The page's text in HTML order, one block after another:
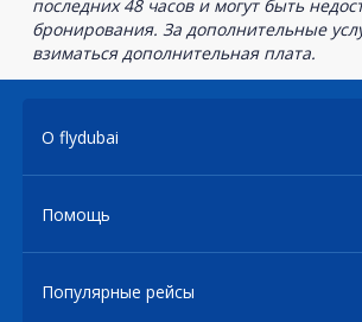
последних 48 часов и могут быть
бронирования. За дополнительные
взиматься дополнительная плата.
О flydubai
Помощь
Популярные рейсы